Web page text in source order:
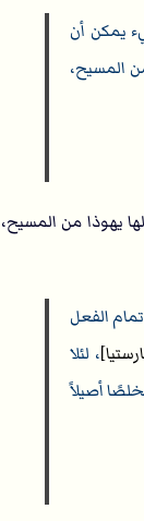
يمكن أن
المسيح،
يهوذا من المسيح،
الفعل
، لئلا
أصيلاً